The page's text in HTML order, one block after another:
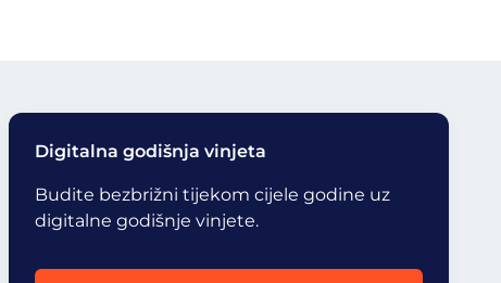
Digitalna godišnja vinjeta
Budite bezbrižni tijekom cijele godine uz
digitalne godišnje vinjete.